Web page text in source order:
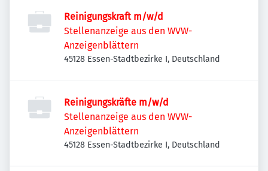
Reinigungskraft m/w/d
Stellenanzeige aus den WVW-
Anzeigenblättern
45128 Essen-Stadtbezirke I, Deutschland
Reinigungskräfte m/w/d
Stellenanzeige aus den WVW-
Anzeigenblättern
45128 Essen-Stadtbezirke I, Deutschland